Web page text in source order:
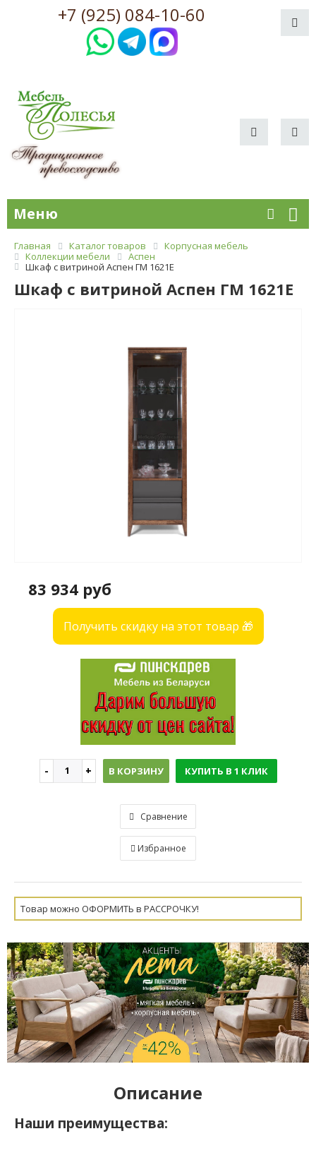
+7 (925) 084-10-60
Меню
Главная Каталог товаров
Корпусная мебель
Коллекции мебели
Аспен
Шкаф с витриной Аспен ГМ 1621Е
Шкаф с витриной Аспен ГМ 1621Е
83 934 руб
Получить скидку на этот товар 🎁
В КОРЗИНУ КУПИТЬ В 1 КЛИК
Сравнение
Избранное
Товар можно ОФОРМИТЬ в РАССРОЧКУ!
Описание
Наши преимущества: